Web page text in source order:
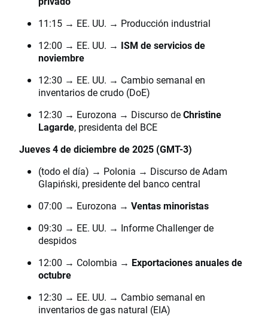
11:15 → EE. UU. → Producción industrial
12:00 → EE. UU. → ISM de servicios de
noviembre
12:30 → EE. UU. → Cambio semanal en
inventarios de crudo (DoE)
12:30 → Eurozona → Discurso deChristine
Lagarde, presidenta del BCE
Jueves 4 de diciembre de 2025 (GMT-3)
(todo el día) → Polonia → Discurso de Adam
Glapiński, presidente del banco central
07:00 → Eurozona → Ventas minoristas
09:30 → EE. UU. → Informe Challenger de
despidos
12:00 → Colombia → Exportaciones anuales de
octubre
12:30 → EE. UU. → Cambio semanal en
inventarios de gas natural (EIA)